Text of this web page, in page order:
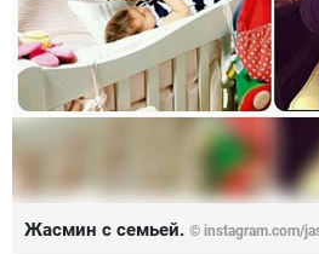
Жасмин с семьей. © instagram.com/